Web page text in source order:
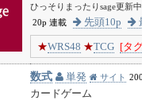
ひっそりまったりsage更新中
20p 連載
先頭10p
★WRS48 ★TCG [タ
数式 単発 サイト
カードゲーム